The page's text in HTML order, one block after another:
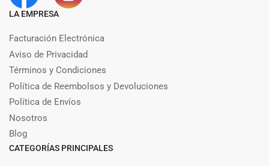
LA EMPRESA
Facturación Electrónica
Aviso de Privacidad
Términos y Condiciones
Política de Reembolsos y Devoluciones
Política de Envíos
Nosotros
Blog
CATEGORÍAS PRINCIPALES